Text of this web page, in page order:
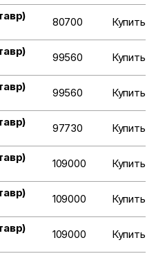
80700 Купить
99560 Купить
99560 Купить
97730 Купить
109000 Купить
109000 Купить
109000 Купить